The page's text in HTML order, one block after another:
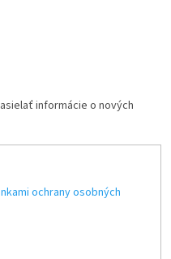
informácie o nových
ochrany osobných